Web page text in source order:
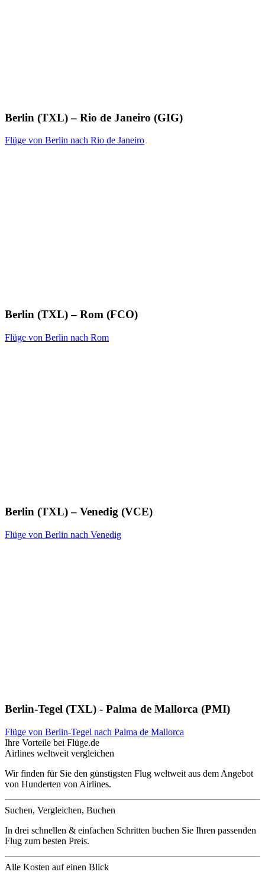
Berlin (TXL) – Rio de Janeiro (GIG)
Flüge von Berlin nach Rio de Janeiro
Berlin (TXL) – Rom (FCO)
Flüge von Berlin nach Rom
Berlin (TXL) – Venedig (VCE)
Flüge von Berlin nach Venedig
Berlin-Tegel (TXL) - Palma de Mallorca (PMI)
Flüge von Berlin-Tegel nach Palma de Mallorca
Ihre Vorteile bei Flüge.de
Airlines weltweit vergleichen
Wir finden für Sie den günstigsten Flug weltweit aus dem Angebot
von Hunderten von Airlines.
Suchen, Vergleichen, Buchen
In drei schnellen & einfachen Schritten buchen Sie Ihren passenden
Flug zum besten Preis.
Alle Kosten auf einen Blick